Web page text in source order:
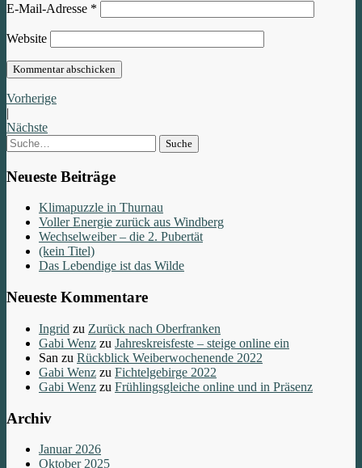
E-Mail-Adresse *
Website
Vorherige
|
Nächste
Suche
Neueste Beiträge
Klimapuzzle in Thurnau
Voller Energie zurück aus Windberg
Wechselweiber – die 2. Pubertät
(kein Titel)
Das Lebendige ist das Wilde
Neueste Kommentare
Ingrid zu Zurück nach Oberfranken
Gabi Wenz zu Jahreskreisfeste – steige online ein
San zu Rückblick Weiberwochenende 2022
Gabi Wenz zu Fichtelgebirge 2022
Gabi Wenz zu Frühlingsgleiche online und in Präsenz
Archiv
Januar 2026
Oktober 2025